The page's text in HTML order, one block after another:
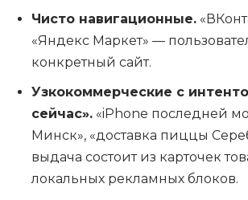
Чисто навигационные.
«Яндекс Маркет» —
конкретный сайт.
Узкокоммерческие с
сейчас». «iPhone последней
Минск», «доставка пиццы
выдача состоит из карточек
локальных рекламных блоков.